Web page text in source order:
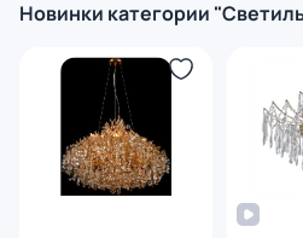
Новинки категории